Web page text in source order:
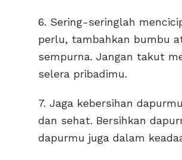
6. Sering-seringlah
perlu, tambahkan bumbu
sempurna. Jangan takut
selera pribadimu.
7. Jaga kebersihan
dan sehat. Bersihkan
dapurmu juga dalam